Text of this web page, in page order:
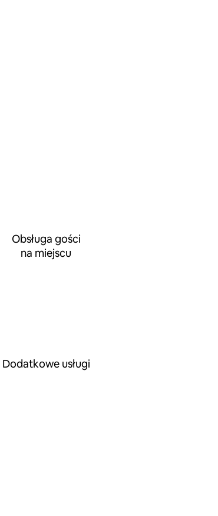
Obsługa gości
na miejscu
Dodatkowe usługi